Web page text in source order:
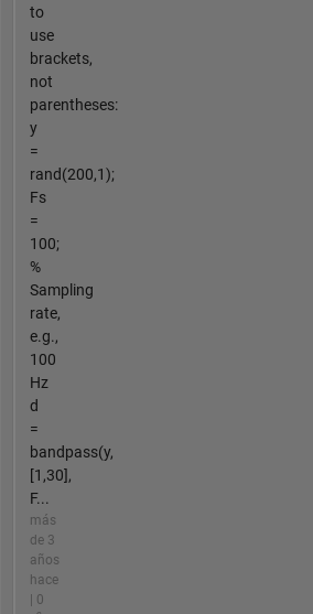
to
use
brackets,
not
parentheses:
y
=
rand(200,1);
Fs
=
100;
%
Sampling
rate,
e.g.,
100
Hz
d
=
bandpass(y,
[1,30],
F...
más
de 3
años
hace
| 0